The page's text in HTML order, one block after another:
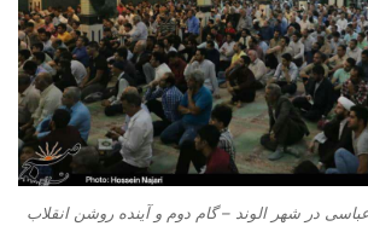
در شهر الوند – گام دوم و آینده روشن انقلاب